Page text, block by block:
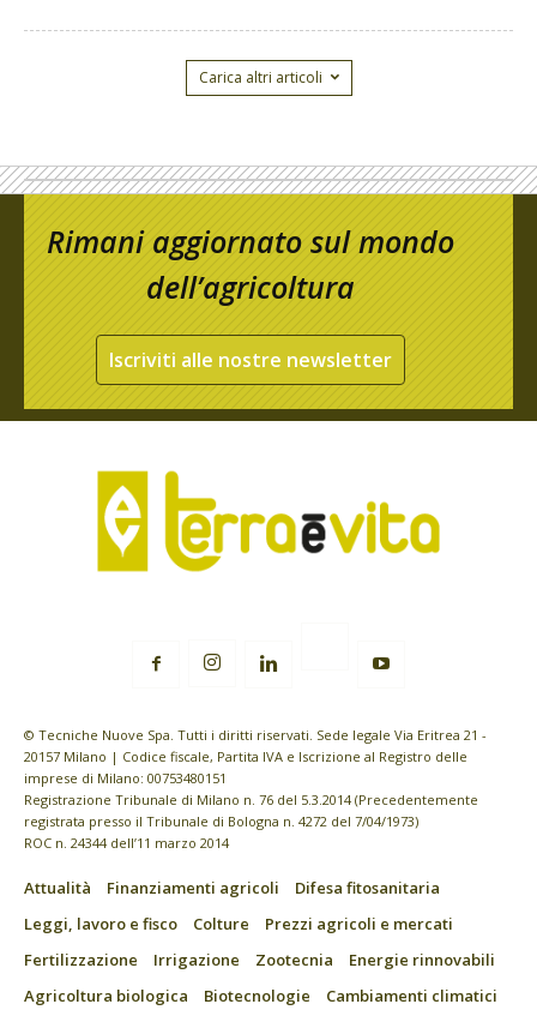
Carica altri articoli
Rimani aggiornato sul mondo
dell’agricoltura
Iscriviti alle nostre newsletter
© Tecniche Nuove Spa. Tutti i diritti riservati. Sede legale Via Eritrea 21 -
20157 Milano | Codice fiscale, Partita IVA e Iscrizione al Registro delle
imprese di Milano: 00753480151
Registrazione Tribunale di Milano n. 76 del 5.3.2014 (Precedentemente
registrata presso il Tribunale di Bologna n. 4272 del 7/04/1973)
ROC n. 24344 dell’11 marzo 2014
Attualità Finanziamenti agricoli
Difesa fitosanitaria
Leggi, lavoro e fisco
Colture
Prezzi agricoli e mercati
Fertilizzazione
Irrigazione Zootecnia
Energie rinnovabili
Agricoltura biologica
Biotecnologie
Cambiamenti climatici